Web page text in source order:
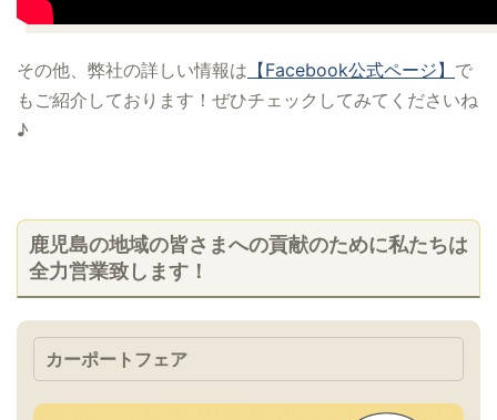
その他、弊社の詳しい情報は 【Facebook公式ページ】 で
もご紹介しております！ぜひチェックしてみてくださいね
♪
鹿児島の地域の皆さまへの貢献のために私たちは
全力営業致します！
カーポートフェア